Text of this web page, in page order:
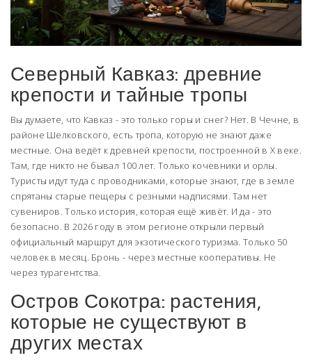
Северный Кавказ: древние
крепости и тайные тропы
Вы думаете, что Кавказ - это только горы и снег? Нет. В Чечне, в
районе Шелковского, есть тропа, которую не знают даже
местные. Она ведёт к древней крепости, построенной в X веке.
Там, где никто не бывал 100 лет. Только кочевники и орлы.
Туристы идут туда с проводниками, которые знают, где в земле
спрятаны старые пещеры с резными надписями. Там нет
сувениров. Только история, которая ещё живёт. И да - это
безопасно. В 2026 году в этом регионе открыли первый
официальный маршрут для экзотического туризма. Только 50
человек в месяц. Бронь - через местные кооперативы. Не
через турагентства.
Остров Сокотра: растения,
которые не существуют в
других местах